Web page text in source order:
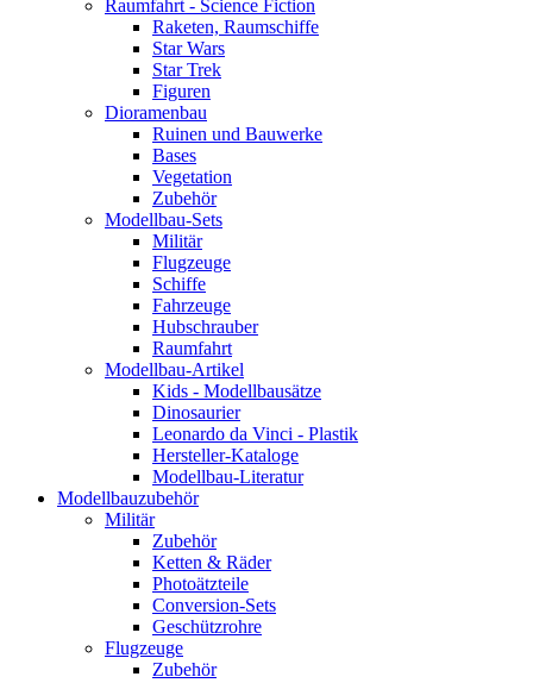
Raumfahrt - Science Fiction
Raketen, Raumschiffe
Star Wars
Star Trek
Figuren
Dioramenbau
Ruinen und Bauwerke
Bases
Vegetation
Zubehör
Modellbau-Sets
Militär
Flugzeuge
Schiffe
Fahrzeuge
Hubschrauber
Raumfahrt
Modellbau-Artikel
Kids - Modellbausätze
Dinosaurier
Leonardo da Vinci - Plastik
Hersteller-Kataloge
Modellbau-Literatur
Modellbauzubehör
Militär
Zubehör
Ketten & Räder
Photoätzteile
Conversion-Sets
Geschützrohre
Flugzeuge
Zubehör